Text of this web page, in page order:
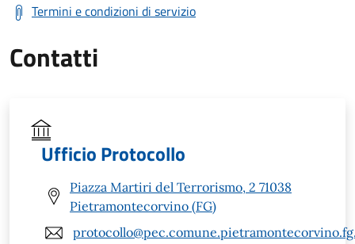
Termini e condizioni di servizio
Contatti
Ufficio Protocollo
Piazza Martiri del Terrorismo, 2 71038
Pietramontecorvino (FG)